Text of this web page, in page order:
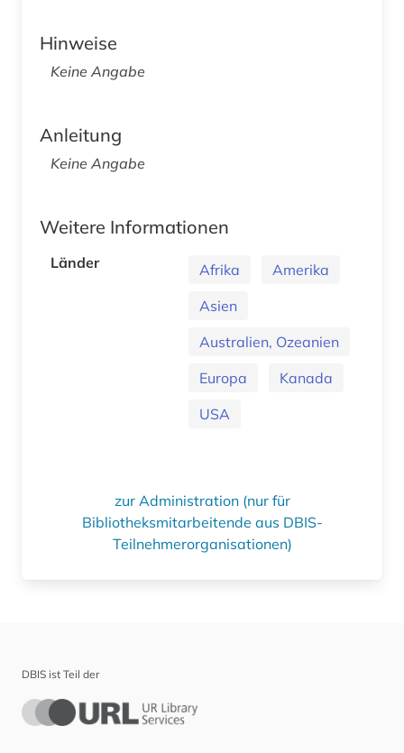
Hinweise
Keine Angabe
Anleitung
Keine Angabe
Weitere Informationen
Länder Afrika
Amerika
Asien
Australien, Ozeanien
Europa
Kanada
USA
zur Administration (nur für
Bibliotheksmitarbeitende aus DBIS-
Teilnehmerorganisationen)
DBIS ist Teil der